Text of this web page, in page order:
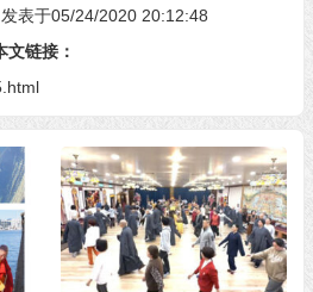
发表于05/24/2020 20:12:48
文链接：